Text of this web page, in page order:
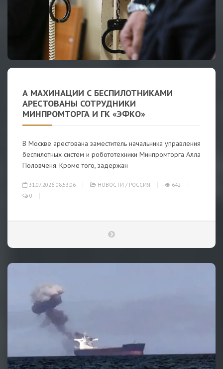
А МАХИНАЦИИ С БЕСПИЛОТНИКАМИ
АРЕСТОВАНЫ СОТРУДНИКИ
МИНПРОМТОРГА И ГК «ЭФКО»
В Москве арестована заместитель начальника управления
беспилотных систем и робототехники Минпромторга Алла
Половченя. Кроме того, задержан
31.07.2026 08:53:06 НОВОСТИ / РОССИЯ
642
0